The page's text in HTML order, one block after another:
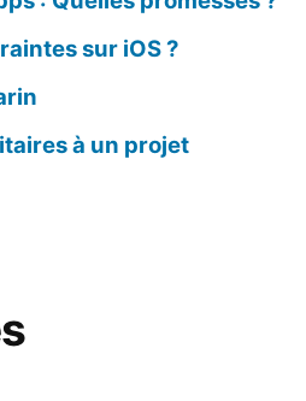
sur iOS ?
à un projet